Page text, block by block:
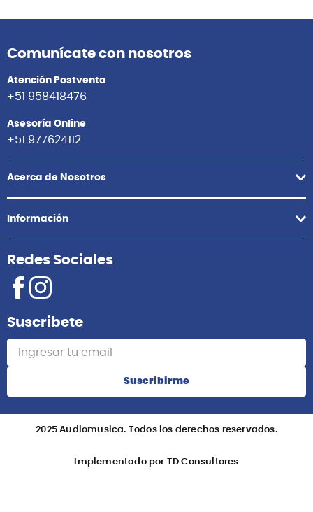
Comunícate con nosotros
Atención Postventa
+51 958418476
Asesoría Online
+51 977624112
Acerca de Nosotros
Información
Redes Sociales
Suscribete
Suscribirme
2025 Audiomusica. Todos los derechos reservados.
Implementado por TD Consultores